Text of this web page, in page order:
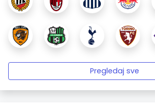
Pregledaj sve